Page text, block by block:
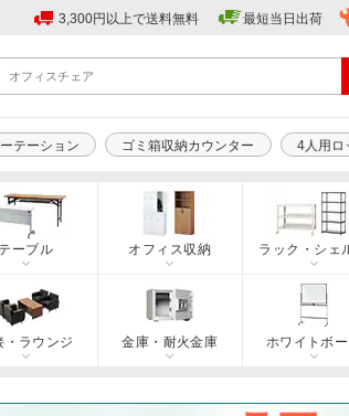
3,300円以上で送料無料 最短当日出荷
テーション ゴミ箱収納カウンター 4人用ロ
テーブル オフィス収納 ラック・シェ
・ラウンジ 金庫・耐火金庫 ホワイトボー